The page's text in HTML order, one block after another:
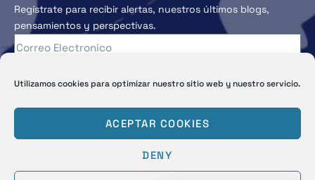
Utilizamos cookies para optimizar nuestro sitio web y nuestro servicio.
ACEPTAR COOKIES
DENY
Regístrate para recibir alertas, nuestros últimos blogs,
pensamientos y perspectivas.
Subscribe
© Copyright 2025